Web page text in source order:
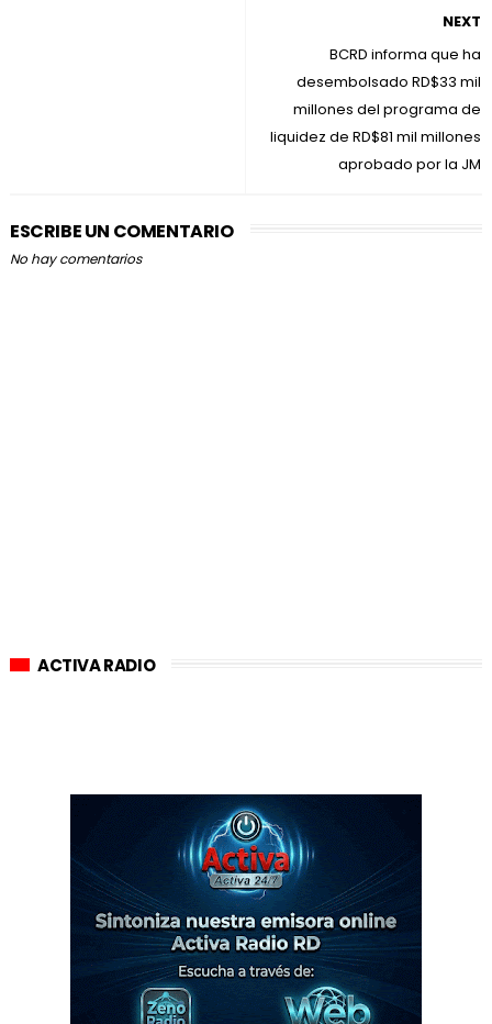
NEXT
BCRD informa que ha
desembolsado RD$33 mil
millones del programa de
liquidez de RD$81 mil millones
aprobado por la JM
ESCRIBE UN COMENTARIO
No hay comentarios
ACTIVA RADIO